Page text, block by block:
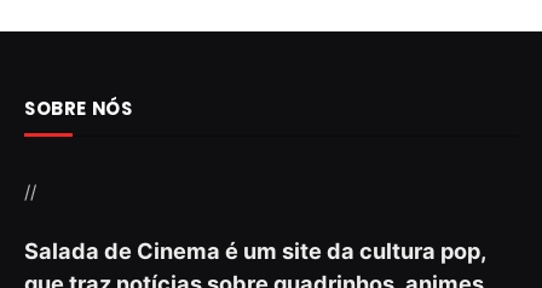
SOBRE NÓS
//
Salada de Cinema é um site da cultura pop,